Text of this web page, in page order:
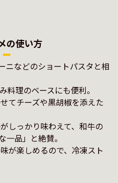
の使い方
ニなどのショートパスタと相
一品」と絶賛。